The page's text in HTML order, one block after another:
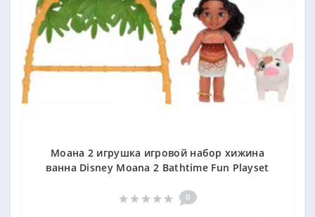
Моана 2 игрушка игровой набор хижина
ванна Disney Moana 2 Bathtime Fun Playset
0